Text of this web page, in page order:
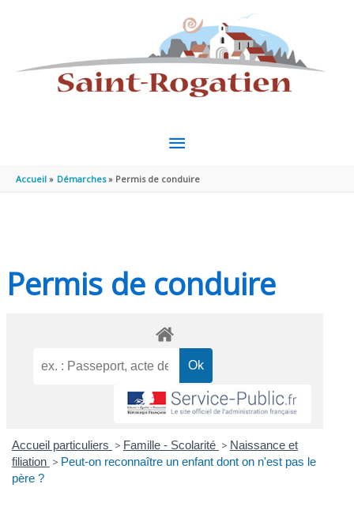
MENU
PRINCIPAL
Accueil Démarches Permis de conduire
Permis de conduire
Accueil particuliers > Famille - Scolarité > Naissance et
filiation > Peut-on reconnaître un enfant dont on n'est pas le
père ?